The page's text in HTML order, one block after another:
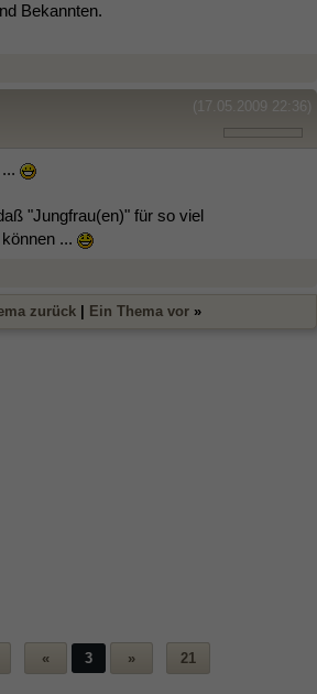
Bekannten.
(17.05.2009 22:36)
"Jungfrau(en)" für so viel
...
zurück Ein Thema vor »
« 3 » 21